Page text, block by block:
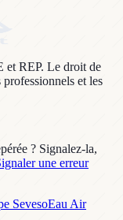
et REP. Le droit de
et les
? Signalez-la,
une erreur
SevesoEau Air